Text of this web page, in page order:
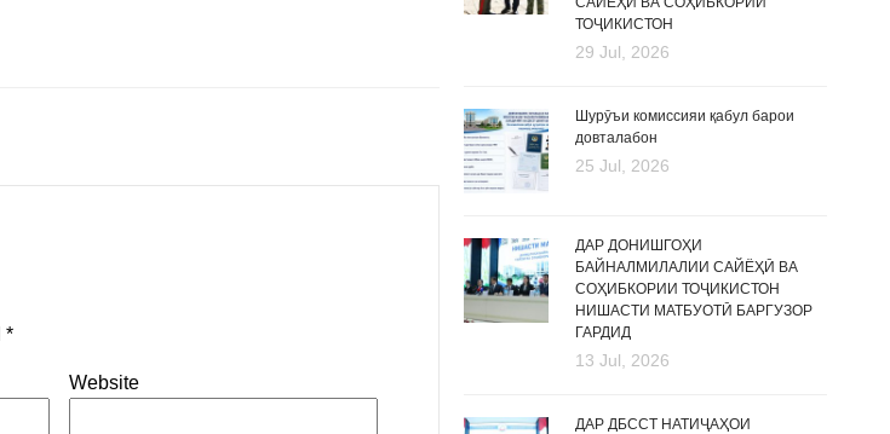
*
Website
ТОҶИКИСТОН
29 Jul, 2026
Шурӯъи комиссияи қабул барои
довталабон
25 Jul, 2026
ДАР ДОНИШГОҲИ
БАЙНАЛМИЛАЛИИ САЙЁҲӢ ВА
СОҲИБКОРИИ ТОҶИКИСТОН
НИШАСТИ МАТБУОТӢ БАРГУЗОР
ГАРДИД
13 Jul, 2026
ДАР ДБССТ НАТИҶАҲОИ